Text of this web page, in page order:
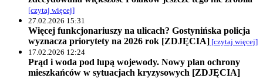
[czytaj więcej]
27.02.2026 15:31
Więcej funkcjonariuszy na ulicach? Gostynińska policja
wyznacza priorytety na 2026 rok [ZDJĘCIA] [czytaj więcej]
17.02.2026 12:24
Prąd i woda pod lupą wojewody. Nowy plan ochrony
mieszkańców w sytuacjach kryzysowych [ZDJĘCIA]